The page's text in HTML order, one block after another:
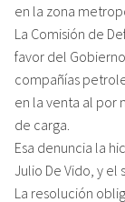
en la zona
La Comisión de
favor del
compañías
en la venta al por
de carga.
Esa denuncia la
Julio De Vido, y el
La resolución